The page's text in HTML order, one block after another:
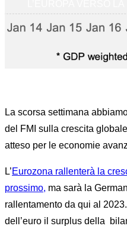
La scorsa settimana
del FMI sulla crescita
atteso per le economie
L’Eurozona rallenterà la
prossimo, ma sarà la
rallentamento da qui al
dell’euro il surplus della